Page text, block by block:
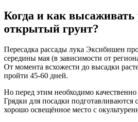
Когда и как высаживать
открытый грунт?
Пересадка рассады лука Эксибишен
середины мая (в зависимости от
От момента всхожести до высадки
пройти 45-60 дней.
Но перед этим необходимо
Грядки для посадки подготавливаются
хорошо освещённое место с